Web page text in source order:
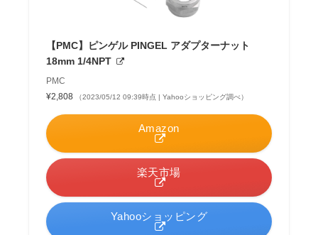
【PMC】ピンゲル PINGEL アダプターナット
18mm 1/4NPT
PMC
¥2,808
（2023/05/12 09:39時点 | Yahooショッピング調べ）
Amazon
楽天市場
Yahooショッピング